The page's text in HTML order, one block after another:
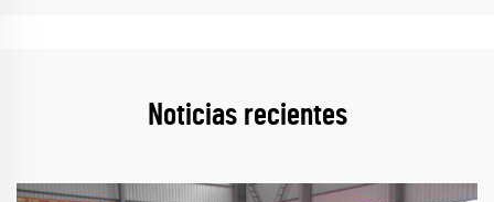
Noticias recientes